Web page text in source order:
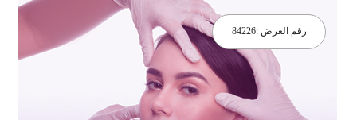
رقم العرض :84226